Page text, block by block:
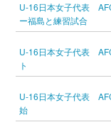
U-16日本女子代表
ー福島と練習試合
U-16日本女子代表
ト
U-16日本女子代表
始